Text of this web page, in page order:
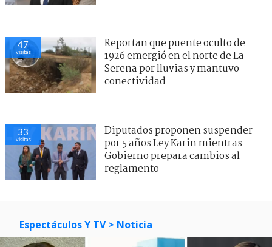
47
visitas
Reportan que puente oculto de
1926 emergió en el norte de La
Serena por lluvias y mantuvo
conectividad
33
visitas
Diputados proponen suspender
por 5 años Ley Karin mientras
Gobierno prepara cambios al
reglamento
Espectáculos Y TV > Noticia